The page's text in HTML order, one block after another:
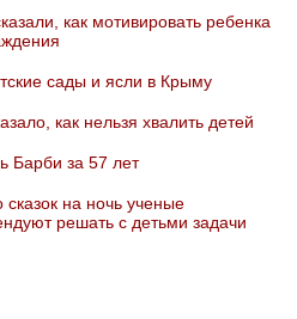
как мотивировать ребенка
сады и ясли в Крыму
как нельзя хвалить детей
Барби за 57 лет
сказок на ночь ученые
решать с детьми задачи